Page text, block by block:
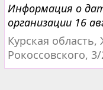
Информация о
организации 16
Курская
Рокоссовского,